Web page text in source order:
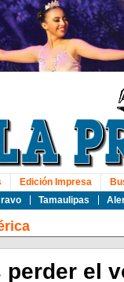
Tamaulipas
Edición Impresa
perder el